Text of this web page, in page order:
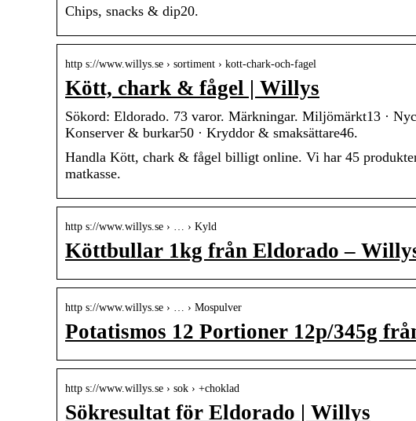
Chips, snacks & dip20.
http s://www.willys.se › sortiment › kott-chark-och-fagel
Kött, chark & fågel | Willys
Sökord: Eldorado. 73 varor. Märkningar. Miljömärkt13 ·
Konserver & burkar50 · Kryddor & smaksättare46.
Handla Kött, chark & fågel billigt online. Vi har 45
matkasse.
http s://www.willys.se › … › Kyld
Köttbullar 1kg från Eldorado –
http s://www.willys.se › … › Mospulver
Potatismos 12 Portioner 12p/345g
http s://www.willys.se › sok › +choklad
Sökresultat för Eldorado | Willys